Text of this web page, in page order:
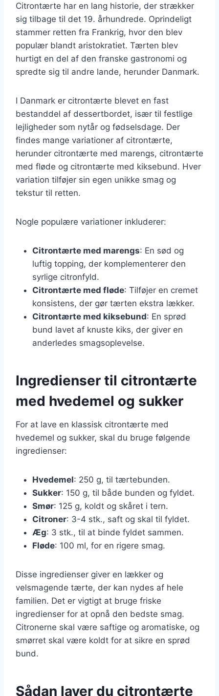
Citrontærte har en lang historie, der strækker
sig tilbage til det 19. århundrede. Oprindeligt
stammer retten fra Frankrig, hvor den blev
populær blandt aristokratiet. Tærten blev
hurtigt en del af den franske gastronomi og
spredte sig til andre lande, herunder Danmark.
I Danmark er citrontærte blevet en fast
bestanddel af dessertbordet, især til festlige
lejligheder som nytår og fødselsdage. Der
findes mange variationer af citrontærte,
herunder citrontærte med marengs, citrontærte
med fløde og citrontærte med kiksebund. Hver
variation tilføjer sin egen unikke smag og
tekstur til retten.
Nogle populære variationer inkluderer:
Citrontærte med marengs: En sød og
luftig topping, der komplementerer den
syrlige citronfyld.
Citrontærte med fløde: Tilføjer en cremet
konsistens, der gør tærten ekstra lækker.
Citrontærte med kiksebund: En sprød
bund lavet af knuste kiks, der giver en
anderledes smagsoplevelse.
Ingredienser til citrontærte
med hvedemel og sukker
For at lave en klassisk citrontærte med
hvedemel og sukker, skal du bruge følgende
ingredienser:
Hvedemel: 250 g, til tærtebunden.
Sukker: 150 g, til både bunden og fyldet.
Smør: 125 g, koldt og skåret i tern.
Citroner: 3-4 stk., saft og skal til fyldet.
Æg: 3 stk., til at binde fyldet sammen.
Fløde: 100 ml, for en rigere smag.
Disse ingredienser giver en lækker og
velsmagende tærte, der kan nydes af hele
familien. Det er vigtigt at bruge friske
ingredienser for at opnå den bedste smag.
Citronerne skal være saftige og aromatiske, og
smørret skal være koldt for at sikre en sprød
bund.
Sådan laver du citrontærte